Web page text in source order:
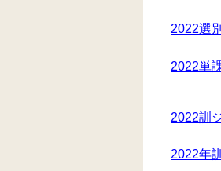
2022選
2022単
2022訓
2022年